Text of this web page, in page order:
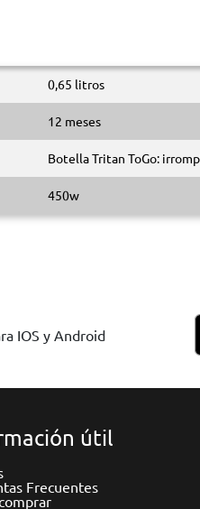
0,65 litros
12 meses
Botella Tritan ToGo:
450w
IOS y Android
útil
Frecuentes